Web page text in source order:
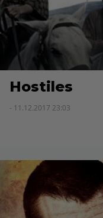
Hostiles
- 11.12.2017 23:03